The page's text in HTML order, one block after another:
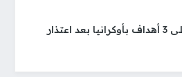
طهران: ألغينا هجوما على 3 أهداف بأوكرانيا بعد اعتذار